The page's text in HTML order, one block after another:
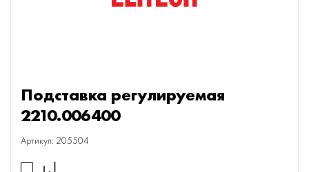
Подставка регулируемая
2210.006400
Артикул: 205504